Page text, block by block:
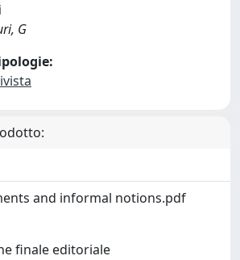
G
and informal notions.pdf
finale editoriale